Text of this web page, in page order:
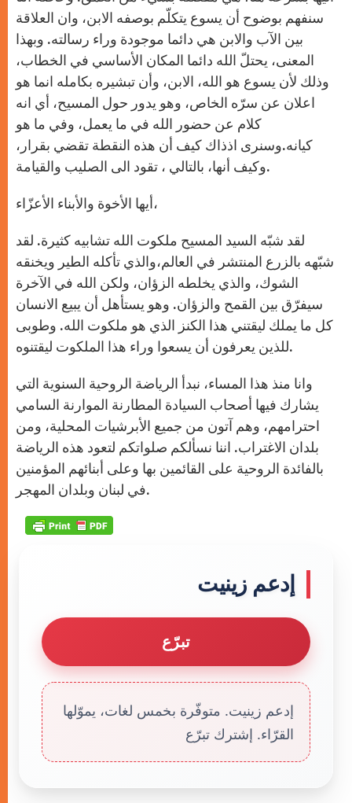
سنفهم بوضوح أن يسوع يتكلّم بوصفه الابن، وان العلاقة
بين الآب والابن هي دائما موجودة وراء رسالته. وبهذا
المعنى، يحتلّ الله دائما المكان الأساسي في الخطاب،
وذلك لأن يسوع هو الله، الابن، وأن تبشيره بكامله انما هو
اعلان عن سرّه الخاص، وهو يدور حول المسيح، أي انه
كلام عن حضور الله في ما يعمل، وفي ما هو
كيانه.وسنرى اذذاك كيف أن هذه النقطة تقضي بقرار،
وكيف أنها، بالتالي ، تقود الى الصليب والقيامة.
أيها الأخوة والأبناء الأعزّاء،
لقد شبّه السيد المسيح ملكوت الله تشابيه كثيرة. لقد
شبّهه بالزرع المنتشر في العالم،والذي تأكله الطير ويخنقه
الشوك، والذي يخلطه الزؤان، ولكن الله في الآخرة
سيفرّق بين القمح والزؤان. وهو يستأهل أن يبيع الانسان
كل ما يملك ليقتني هذا الكنز الذي هو ملكوت الله. وطوبى
للذين يعرفون أن يسعوا وراء هذا الملكوت ليقتنوه.
وانا منذ هذا المساء، نبدأ الرياضة الروحية السنوية التي
يشارك فيها أصحاب السيادة المطارنة الموارنة السامي
احترامهم، وهم آتون من جميع الأبرشيات المحلية، ومن
بلدان الاغتراب. اننا نسألكم صلواتكم لتعود هذه الرياضة
بالفائدة الروحية على القائمين بها وعلى أبنائهم المؤمنين
في لبنان وبلدان المهجر.
إدعم زينيت
تبرّع
إدعم زينيت. متوفّرة بخمس لغات، يموّلها
القرّاء. إشترك تبرّع